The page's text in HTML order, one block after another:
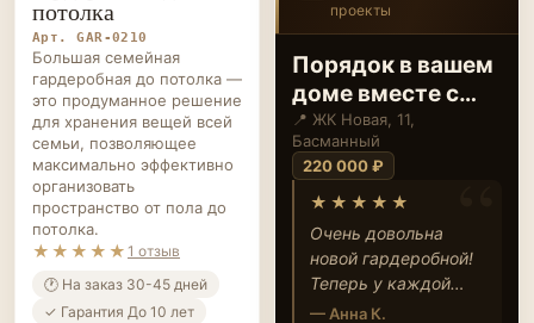
гардеробная до
потолка
Арт. GAR-0210
Большая семейная
гардеробная до потолка —
это продуманное решение
для хранения вещей всей
семьи, позволяющее
максимально эффективно
организовать
пространство от пола до
потолка.
🕐 На заказ 30-45 дней
Реализованные
проекты
‹ ›
2/12
Порядок в вашем
доме вместе с
ЭкоЛюкс
📍 ЖК Новая, 11,
Басманный
220 000 ₽
★★★★★
Очень довольна
новой гардеробной!
Теперь у каждой